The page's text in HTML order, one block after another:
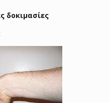
δοκιμασίες
test